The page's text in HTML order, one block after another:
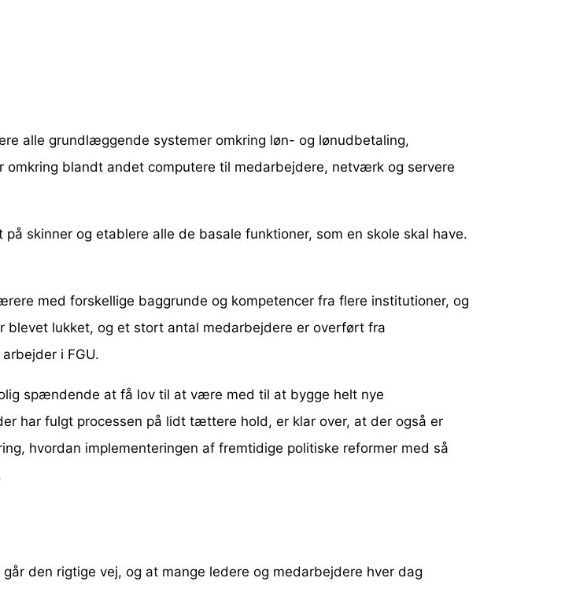
alle grundlæggende systemer omkring løn- og lønudbetaling,
blandt andet computere til medarbejdere, netværk og servere
skinner og etablere alle de basale funktioner, som en skole skal have.
med forskellige baggrunde og kompetencer fra flere institutioner, og
lukket, og et stort antal medarbejdere er overført fra
i FGU.
spændende at få lov til at være med til at bygge helt nye
har fulgt processen på lidt tættere hold, er klar over, at der også er
hvordan implementeringen af fremtidige politiske reformer med så
den rigtige vej, og at mange ledere og medarbejdere hver dag